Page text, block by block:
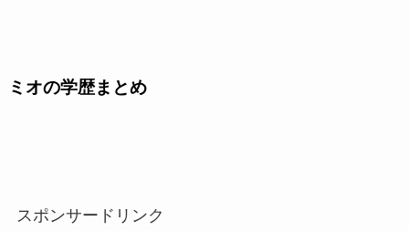
ミオの学歴まとめ
スポンサードリンク